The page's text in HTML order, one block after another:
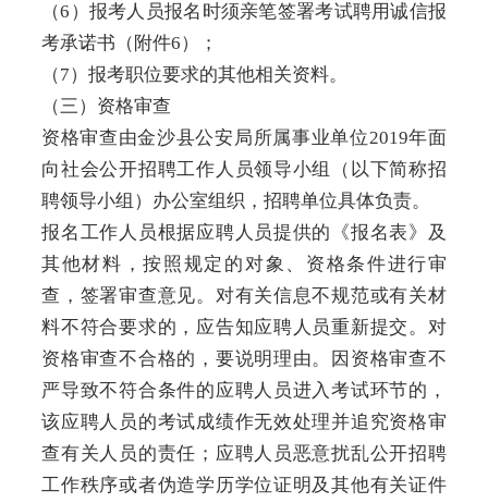
（6）报考人员报名时须亲笔签署考试聘用诚信报
考承诺书（附件6）；
（7）报考职位要求的其他相关资料。
（三）资格审查
资格审查由金沙县公安局所属事业单位2019年面
向社会公开招聘工作人员领导小组（以下简称招
聘领导小组）办公室组织，招聘单位具体负责。
报名工作人员根据应聘人员提供的《报名表》及
其他材料，按照规定的对象、资格条件进行审
查，签署审查意见。对有关信息不规范或有关材
料不符合要求的，应告知应聘人员重新提交。对
资格审查不合格的，要说明理由。因资格审查不
严导致不符合条件的应聘人员进入考试环节的，
该应聘人员的考试成绩作无效处理并追究资格审
查有关人员的责任；应聘人员恶意扰乱公开招聘
工作秩序或者伪造学历学位证明及其他有关证件